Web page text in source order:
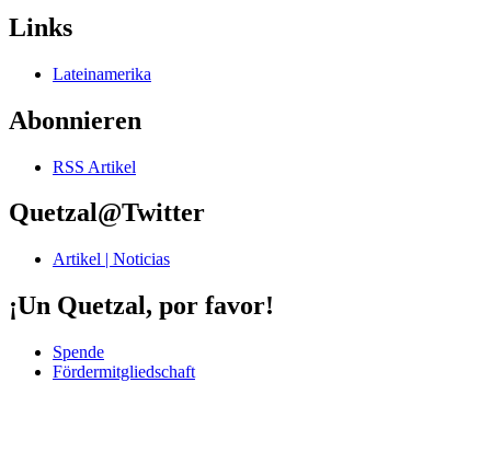
Links
Lateinamerika
Abonnieren
RSS Artikel
Quetzal@Twitter
Artikel | Noticias
¡Un Quetzal, por favor!
Spende
Fördermitgliedschaft